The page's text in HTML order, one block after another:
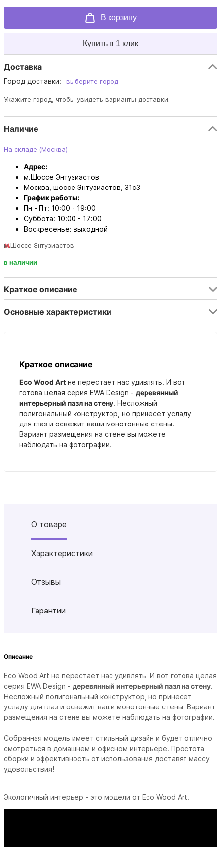
В корзину
Купить в 1 клик
Доставка
Город доставки: выберите город
Укажите город, чтобы увидеть варианты доставки.
Наличие
На складе (Москва)
Адрес:
м.Шоссе Энтузиастов
Москва, шоссе Энтузиастов, 31с3
График работы:
Пн - Пт: 10:00 - 19:00
Суббота: 10:00 - 17:00
Воскресенье: выходной
м.Шоссе Энтузиастов
в наличии
Краткое описание
Основные характеристики
Краткое описание
Eco Wood Art не перестает нас удивлять. И вот
готова целая серия EWA Design - деревянный
интерьерный пазл на стену. Несложный
полигональный конструктор, но принесет усладу
для глаз и освежит ваши монотонные стены.
Вариант размещения на стене вы можете
наблюдать на фотографии.
О товаре
Характеристики
Отзывы
Гарантии
Описание
Eco Wood Art не перестает нас удивлять. И вот готова целая
серия EWA Design - деревянный интерьерный пазл на стену.
Несложный полигональный конструктор, но принесет
усладу для глаз и освежит ваши монотонные стены. Вариант
размещения на стене вы можете наблюдать на фотографии.
Собранная модель имеет стильный дизайн и будет отлично
смотреться в домашнем и офисном интерьере. Простота
сборки и эффективность от использования доставят массу
удовольствия!
Экологичный интерьер - это модели от Eco Wood Art.